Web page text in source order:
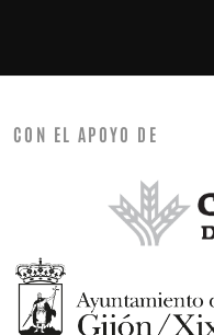
CON EL APOYO DE